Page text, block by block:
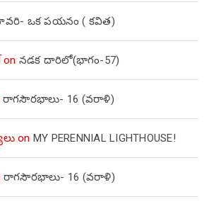
ఒక పయనం ( కవిత)
on నడక దారిలో(భాగం-57)
రాగసౌరభాలు- 16 (వరాళి)
on MY PERENNIAL LIGHTHOUSE!
రాగసౌరభాలు- 16 (వరాళి)